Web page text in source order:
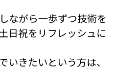
ながら一歩ずつ技術を
日祝をリフレッシュに
いきたいという方は、